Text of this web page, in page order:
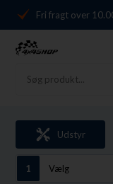
Fri fragt over
Danmarks førende
14 dages returret
Fri fragt over
Danmarks førende
Udstyr